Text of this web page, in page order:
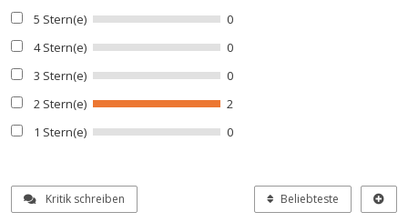
5 Stern(e)
0
4 Stern(e)
0
3 Stern(e)
0
2 Stern(e)
2
1 Stern(e)
0
Kritik schreiben Beliebteste